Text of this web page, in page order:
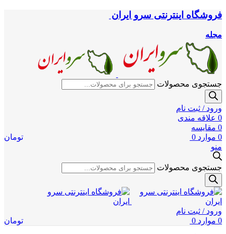
فروشگاه اینترنتی سرو ایران
مجله
جستجوی محصولات
ورود / ثبت نام
0 علاقه مندی
0 مقایسه
0 موارد 0
تومان
منو
جستجوی محصولات
ورود / ثبت نام
0 موارد 0 تومان